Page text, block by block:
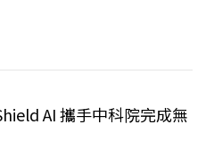
AI 攜手中科院完成無